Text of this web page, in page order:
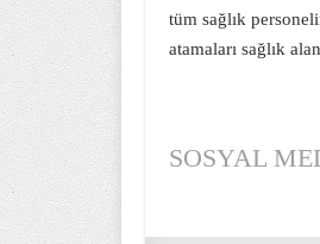
tüm sağlık
atamaları sağlık
SOSYAL